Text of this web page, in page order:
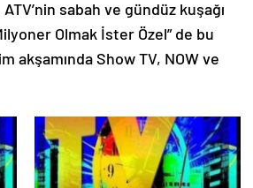
sabah ve gündüz kuşağı
Olmak İster Özel” de bu
akşamında Show TV, NOW ve